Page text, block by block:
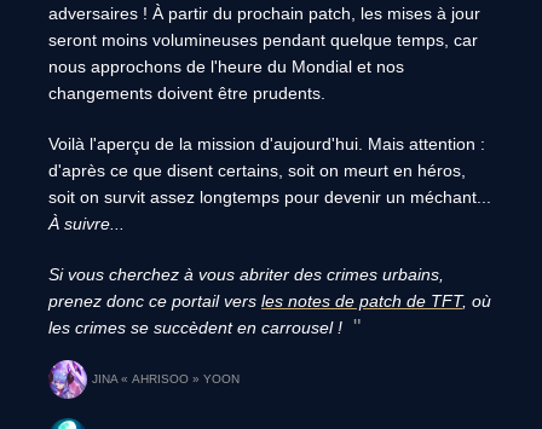
adversaires ! À partir du prochain patch, les mises à jour
seront moins volumineuses pendant quelque temps, car
nous approchons de l'heure du Mondial et nos
changements doivent être prudents.
Voilà l'aperçu de la mission d'aujourd'hui. Mais attention :
d'après ce que disent certains, soit on meurt en héros,
soit on survit assez longtemps pour devenir un méchant...
À suivre...
Si vous cherchez à vous abriter des crimes urbains,
prenez donc ce portail vers les notes de patch de TFT, où
les crimes se succèdent en carrousel !
JINA « AHRISOO » YOON